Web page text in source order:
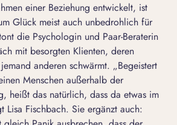
einer Beziehung entwickelt, ist
Glück meist auch unbedrohlich für
die Psychologin und Paar-Beraterin
mit besorgten Klienten, deren
anderen schwärmt. „Begeistert
Menschen außerhalb der
heißt das natürlich, dass da etwas im
Lisa Fischbach. Sie ergänzt auch: